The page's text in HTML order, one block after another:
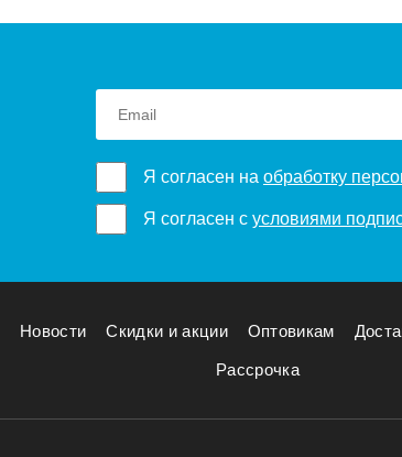
Я согласен на обработку
Я согласен с условиями
Новости Скидки и акции Оптовикам
Рассрочка